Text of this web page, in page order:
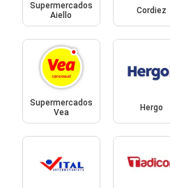
Supermercados
Aiello
Cordiez
Supermercados
Vea
Hergo